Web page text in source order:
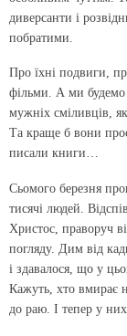
диверсанти і
побратими.
Про їхні подвиги,
фільми. А ми будемо
мужніх сміливців,
Та краще б вони
писали книги…
Сьомого березня
тисячі людей.
Христос, праворуч
погляду. Дим від
і здавалося, що у
Кажуть, хто вмирає
до раю. І тепер у